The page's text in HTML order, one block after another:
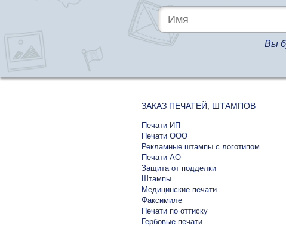
Вы
ЗАКАЗ ПЕЧАТЕЙ, ШТАМПОВ
Печати ИП
Печати ООО
Рекламные штампы с логотипом
Печати АО
Защита от подделки
Штампы
Медицинские печати
Факсимиле
Печати по оттиску
Гербовые печати